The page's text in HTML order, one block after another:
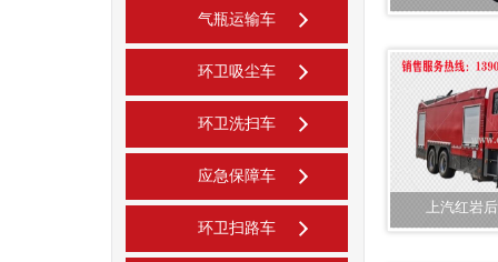
气瓶运输车
环卫吸尘车
环卫洗扫车
应急保障车
环卫扫路车
上汽红岩